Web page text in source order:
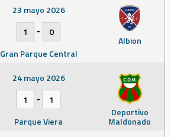
Albion
23 mayo 2026
1
-
0
Gran Parque Central
Deportivo
Maldonado
24 mayo 2026
1
-
1
Parque Viera